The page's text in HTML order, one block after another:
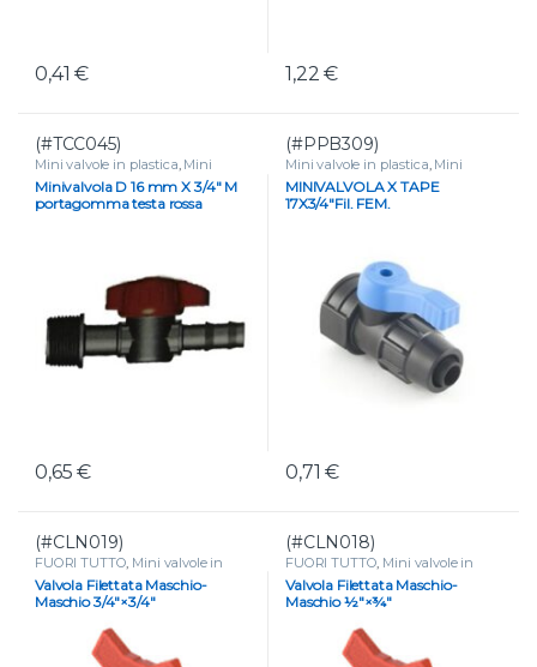
0,41€ 1,22€
(#TCC045)
Mini valvole in plastica, Mini
valvole portagomma e tape,
VALVOLE
Minivalvola D 16 mm X 3/4″ M
portagomma testa rossa
0,65€
(#PPB309)
Mini valvole in plastica, Mini
valvole portagomma e tape
VALVOLE
MINIVALVOLA X TAPE
17X3/4″Fil. FEM.
0,71€
(#CLN019)
FUORI TUTTO, Mini valvole in
plastica ,Mini valvole portagomma
e tape,VALVOLE
Valvola Filettata Maschio-
Maschio 3/4″×3/4″
(#CLN018)
FUORI TUTTO, Mini valvole in
plastica ,Mini valvole portagomma
e tape,VALVOLE
Valvola Filettata Maschio-
Maschio ½″×¾″